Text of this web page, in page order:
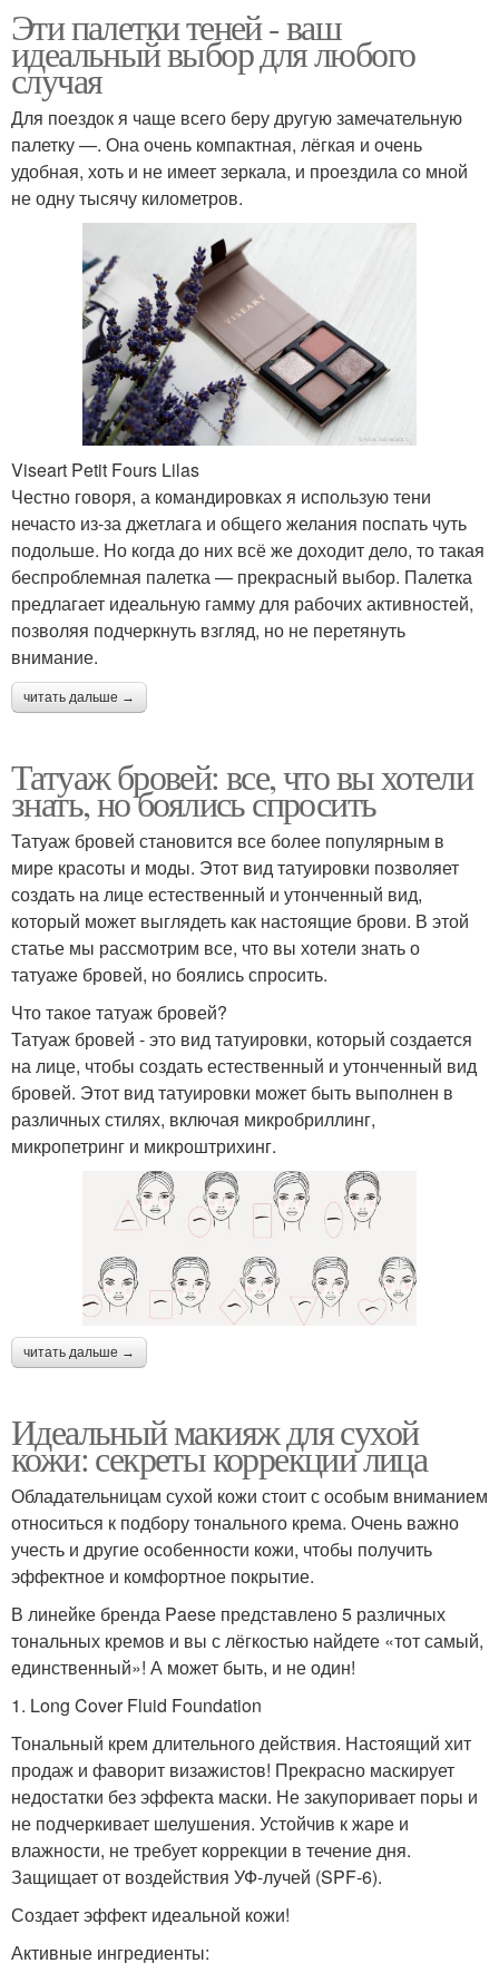
Эти палетки теней - ваш
идеальный выбор для любого
случая
Для поездок я чаще всего беру другую замечательную
палетку —. Она очень компактная, лёгкая и очень
удобная, хоть и не имеет зеркала, и проездила со мной
не одну тысячу километров.
Viseart Petit Fours Lilas
Честно говоря, а командировках я использую тени
нечасто из-за джетлага и общего желания поспать чуть
подольше. Но когда до них всё же доходит дело, то такая
беспроблемная палетка — прекрасный выбор. Палетка
предлагает идеальную гамму для рабочих активностей,
позволяя подчеркнуть взгляд, но не перетянуть
внимание.
читать дальше →
Татуаж бровей: все, что вы хотели
знать, но боялись спросить
Татуаж бровей становится все более популярным в
мире красоты и моды. Этот вид татуировки позволяет
создать на лице естественный и утонченный вид,
который может выглядеть как настоящие брови. В этой
статье мы рассмотрим все, что вы хотели знать о
татуаже бровей, но боялись спросить.
Что такое татуаж бровей?
Татуаж бровей - это вид татуировки, который создается
на лице, чтобы создать естественный и утонченный вид
бровей. Этот вид татуировки может быть выполнен в
различных стилях, включая микробриллинг,
микропетринг и микроштрихинг.
читать дальше →
Идеальный макияж для сухой
кожи: секреты коррекции лица
Обладательницам сухой кожи стоит с особым вниманием
относиться к подбору тонального крема. Очень важно
учесть и другие особенности кожи, чтобы получить
эффектное и комфортное покрытие.
В линейке бренда Paese представлено 5 различных
тональных кремов и вы с лёгкостью найдете «тот самый,
единственный»! А может быть, и не один!
1. Long Cover Fluid Foundation
Тональный крем длительного действия. Настоящий хит
продаж и фаворит визажистов! Прекрасно маскирует
недостатки без эффекта маски. Не закупоривает поры и
не подчеркивает шелушения. Устойчив к жаре и
влажности, не требует коррекции в течение дня.
Защищает от воздействия УФ-лучей (SPF-6).
Создает эффект идеальной кожи!
Активные ингредиенты: